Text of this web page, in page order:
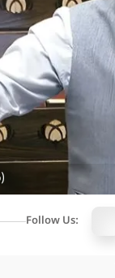
Follow Us: